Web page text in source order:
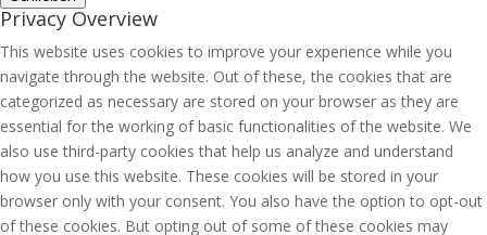
Privacy Overview
This website uses cookies to improve your experience while you
navigate through the website. Out of these, the cookies that are
categorized as necessary are stored on your browser as they are
essential for the working of basic functionalities of the website. We
also use third-party cookies that help us analyze and understand
how you use this website. These cookies will be stored in your
browser only with your consent. You also have the option to opt-out
of these cookies. But opting out of some of these cookies may